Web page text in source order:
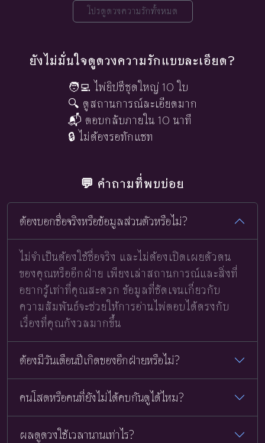
โปรดูดวงความรักทั้งหมด
ยังไม่มั่นใจดูดวงความรักแบบละเอียด?
🧑‍💻 ไพ่ยิปซีชุดใหญ่ 10 ใบ
🔍 ดูสถานการณ์ละเอียดมาก
📬 ตอบกลับภายใน 10 นาที
🔒 ไม่ต้องรอทักแชท
💬 คำถามที่พบบ่อย
ต้องบอกชื่อจริงหรือข้อมูลส่วนตัวหรือไม่?
ไม่จำเป็นต้องใช้ชื่อจริง และไม่ต้องเปิดเผยตัวตน
ของคุณหรืออีกฝ่าย เพียงเล่าสถานการณ์และสิ่งที่
อยากรู้เท่าที่คุณสะดวก ข้อมูลที่ชัดเจนเกี่ยวกับ
ความสัมพันธ์จะช่วยให้การอ่านไพ่ตอบได้ตรงกับ
เรื่องที่คุณกังวลมากขึ้น
ต้องมีวันเดือนปีเกิดของอีกฝ่ายหรือไม่?
คนโสดหรือคนที่ยังไม่ได้คบกันดูได้ไหม?
ผลดูดวงใช้เวลานานเท่าไร?